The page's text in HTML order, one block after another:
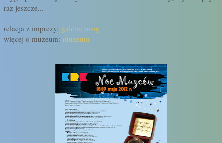
raz jeszcze...
relacja z imprezy: galeria mzuj
więcej o muzeum: muzeum